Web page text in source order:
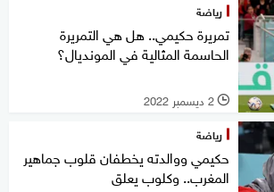
رياضة
تمريرة حكيمي.. هل هي التمريرة
الحاسمة المثالية في المونديال؟
l 2 ديسمبر 2022
رياضة
حكيمي ووالدته يخطفان قلوب جماهير
المغرب.. وكلوب يعلق